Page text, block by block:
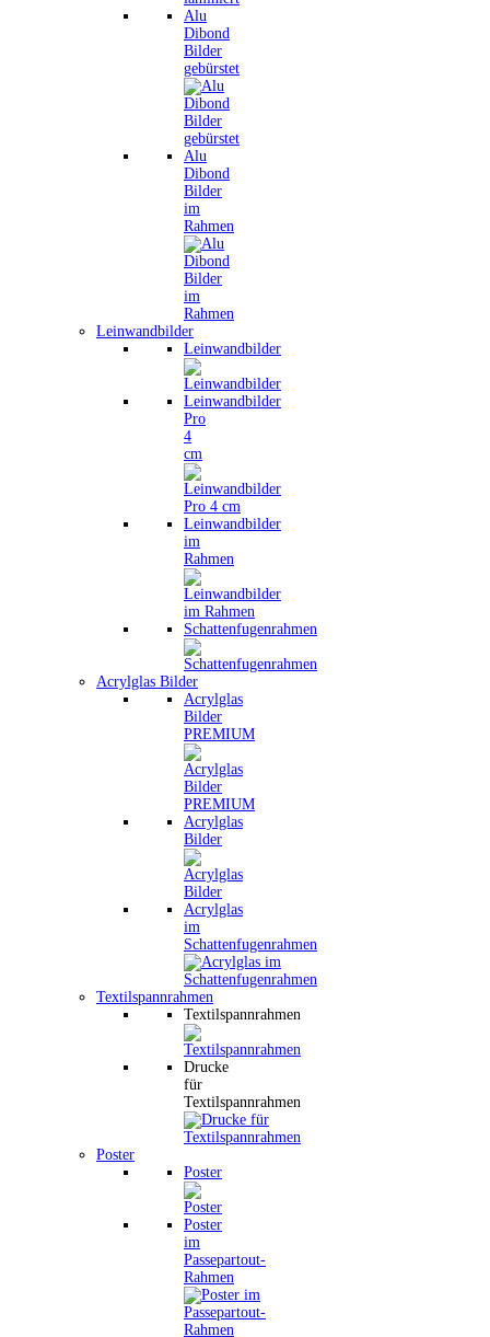
Alu
Dibond
Bilder
gebürstet
Alu
Dibond
Bilder
im
Rahmen
Leinwandbilder
Leinwandbilder
Leinwandbilder
Pro
4
cm
Leinwandbilder
im
Rahmen
Schattenfugenrahmen
Acrylglas Bilder
Acrylglas
Bilder
PREMIUM
Acrylglas
Bilder
Acrylglas
im
Schattenfugenrahmen
Textilspannrahmen
Textilspannrahmen
Drucke
für
Textilspannrahmen
Poster
Poster
Poster
im
Passepartout-
Rahmen